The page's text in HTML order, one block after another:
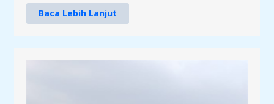
Baca Lebih Lanjut